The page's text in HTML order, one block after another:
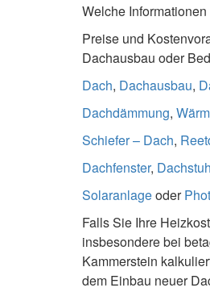
Welche
Preise und
Dachausbau oder
Dach, Dachausbau,
Dachdämmung,
Schiefer – Dach,
Dachfenster,
Solaranlageoder
Falls Sie Ihre
insbesondere bei
Kammerstein
dem Einbau neuer